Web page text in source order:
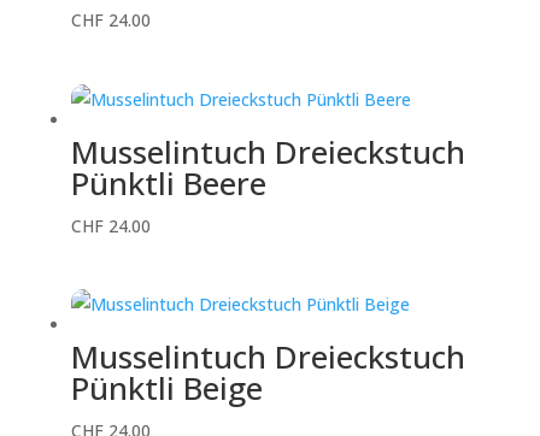
CHF24.00
Musselintuch Dreieckstuch
Pünktli Beere
CHF24.00
Musselintuch Dreieckstuch
Pünktli Beige
CHF24.00